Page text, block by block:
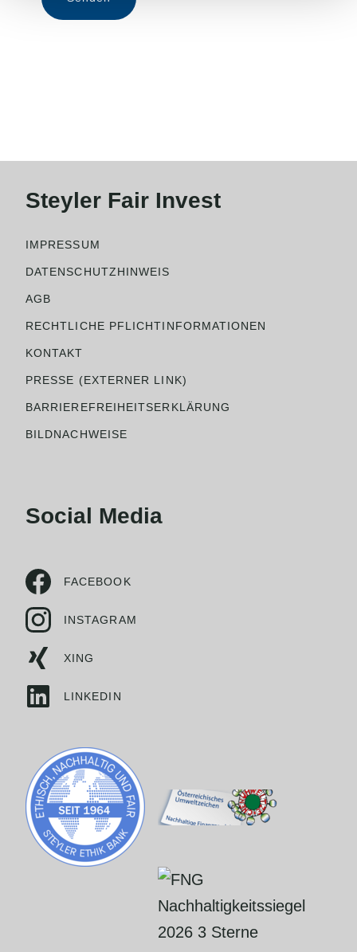
Steyler Fair Invest
IMPRESSUM
DATENSCHUTZHINWEIS
AGB
RECHTLICHE PFLICHTINFORMATIONEN
KONTAKT
PRESSE (EXTERNER LINK)
BARRIEREFREIHEITSERKLÄRUNG
BILDNACHWEISE
Social Media
FACEBOOK
INSTAGRAM
XING
LINKEDIN